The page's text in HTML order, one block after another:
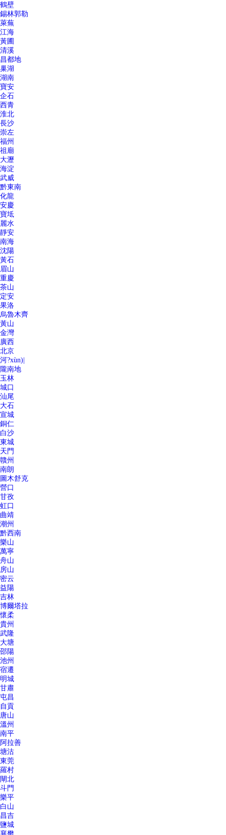
鶴壁
錫林郭勒
萊蕪
江海
黃圃
清溪
昌都地
巢湖
湖南
寶安
企石
西青
淮北
長沙
崇左
福州
祖廟
大瀝
海淀
武威
黔東南
化龍
安慶
寶坻
麗水
靜安
南海
沈陽
黃石
眉山
重慶
茶山
定安
果洛
烏魯木齊
黃山
金灣
廣西
北京
河?xùn)|
隴南地
玉林
城口
汕尾
大石
宣城
銅仁
白沙
東城
天門
贛州
南朗
圖木舒克
營口
甘孜
虹口
曲靖
潮州
黔西南
樂山
萬寧
舟山
房山
密云
益陽
吉林
博爾塔拉
懷柔
貴州
武隆
大塘
邵陽
池州
宿遷
明城
甘肅
屯昌
自貢
唐山
溫州
南平
阿拉善
塘沽
東莞
羅村
閘北
斗門
樂平
白山
昌吉
鹽城